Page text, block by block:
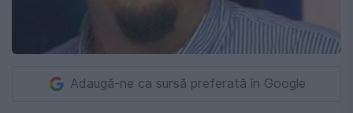
Adaugă-ne ca sursă preferată în Google